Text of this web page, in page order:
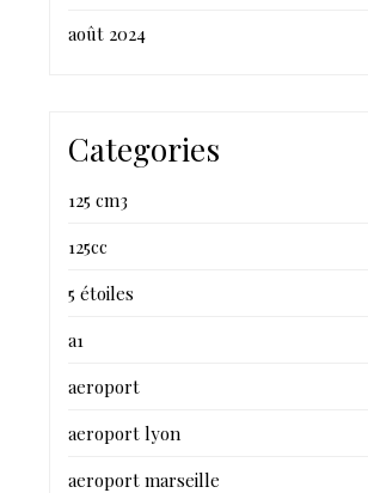
août 2024
Categories
125 cm3
125cc
5 étoiles
a1
aeroport
aeroport lyon
aeroport marseille